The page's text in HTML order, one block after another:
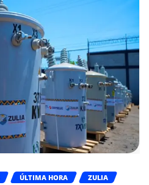
ÚLTIMA HORA ZULIA